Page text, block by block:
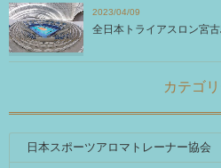
2023/04/09
全日本トライアスロン宮
カテゴ
日本スポーツアロマトレーナー協会